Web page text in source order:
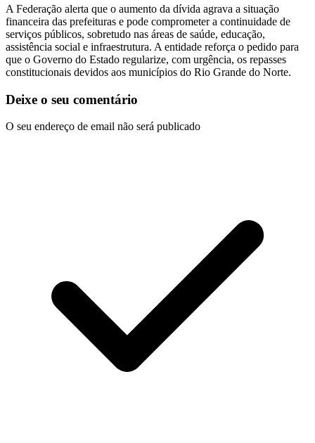
A Federação alerta que o aumento da dívida agrava a situação
financeira das prefeituras e pode comprometer a continuidade de
serviços públicos, sobretudo nas áreas de saúde, educação,
assistência social e infraestrutura. A entidade reforça o pedido para
que o Governo do Estado regularize, com urgência, os repasses
constitucionais devidos aos municípios do Rio Grande do Norte.
Deixe o seu comentário
O seu endereço de email não será publicado